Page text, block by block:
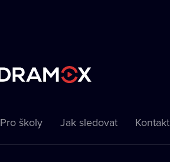
Pro školy Jak sledovat Kontakt